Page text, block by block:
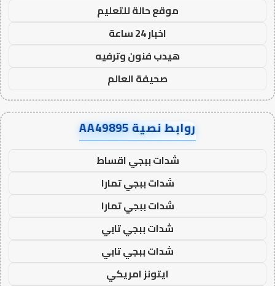
موقع حالة للتعليم
اخبار 24 ساعة
هيدب فنون وترفيه
صحيفة العالم
روابط نصية AA49895
شدات ببجي اقساط
شدات ببجي تمارا
شدات ببجي تمارا
شدات ببجي تابي
شدات ببجي تابي
ايتونز امريكي